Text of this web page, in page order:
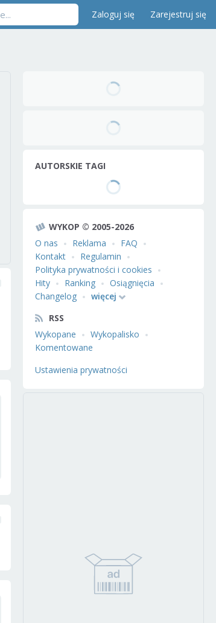
Zaloguj się Zarejestruj się
AUTORSKIE TAGI
WYKOP © 2005-2026
O nas
Reklama
FAQ
Kontakt
Regulamin
Polityka prywatności i cookies
Hity
Ranking
Osiągnięcia
Changelog
więcej
RSS
Wykopane
Wykopalisko
Komentowane
Ustawienia prywatności